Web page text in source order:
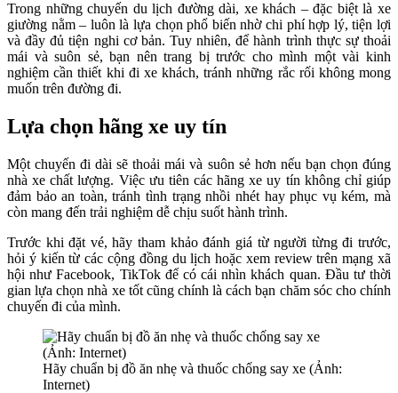
Trong những chuyến du lịch đường dài, xe khách – đặc biệt là xe
giường nằm – luôn là lựa chọn phổ biến nhờ chi phí hợp lý, tiện lợi
và đầy đủ tiện nghi cơ bản. Tuy nhiên, để hành trình thực sự thoải
mái và suôn sẻ, bạn nên trang bị trước cho mình một vài kinh
nghiệm cần thiết khi đi xe khách, tránh những rắc rối không mong
muốn trên đường đi.
Lựa chọn hãng xe uy tín
Một chuyến đi dài sẽ thoải mái và suôn sẻ hơn nếu bạn chọn đúng
nhà xe chất lượng. Việc ưu tiên các hãng xe uy tín không chỉ giúp
đảm bảo an toàn, tránh tình trạng nhồi nhét hay phục vụ kém, mà
còn mang đến trải nghiệm dễ chịu suốt hành trình.
Trước khi đặt vé, hãy tham khảo đánh giá từ người từng đi trước,
hỏi ý kiến từ các cộng đồng du lịch hoặc xem review trên mạng xã
hội như Facebook, TikTok để có cái nhìn khách quan. Đầu tư thời
gian lựa chọn nhà xe tốt cũng chính là cách bạn chăm sóc cho chính
chuyến đi của mình.
Hãy chuẩn bị đồ ăn nhẹ và thuốc chống say xe (Ảnh:
Internet)